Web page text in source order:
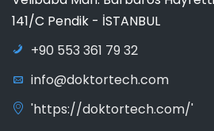
141/C Pendik - İSTANBUL
+90 553 361 79 32
info@doktortech.com
'https://doktortech.com/'